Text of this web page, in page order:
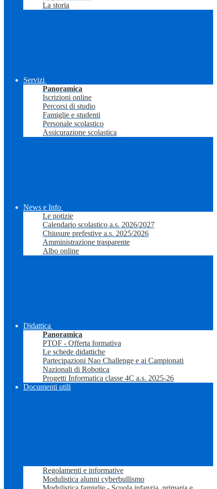
La storia
Servizi
Panoramica
Iscrizioni online
Percorsi di studio
Famiglie e studenti
Personale scolastico
Assicurazione scolastica
News e Info
Le notizie
Calendario scolastico a.s. 2026/2027
Chiusure prefestive a.s. 2025/2026
Amministrazione trasparente
Albo online
Didattica
Panoramica
PTOF - Offerta formativa
Le schede didattiche
Partecipazioni Nao Challenge e ai Campionati
Nazionali di Robotica
Progetti Informatica classe 4C a.s. 2025-26
Documenti utili
Regolamenti e informative
Modulistica alunni cyberbullismo